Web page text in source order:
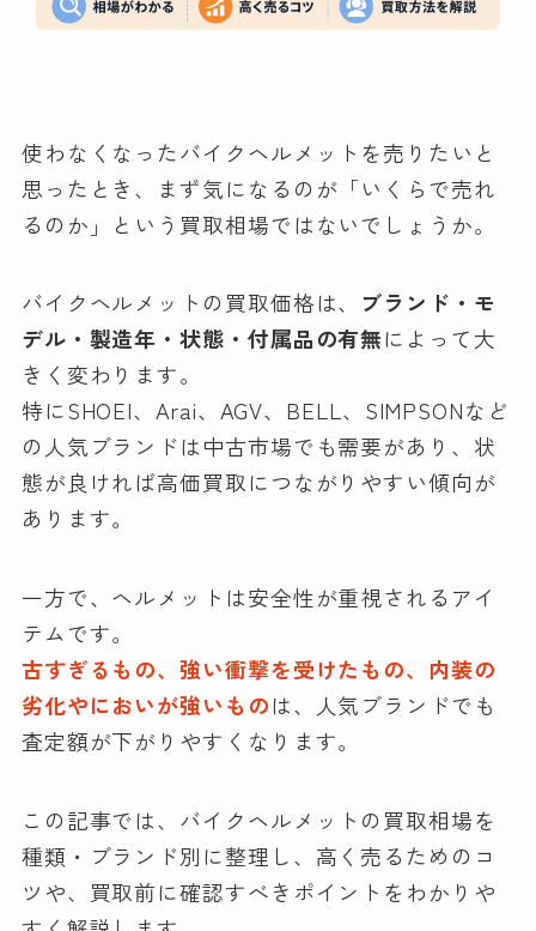
使わなくなったバイクヘルメットを売りたいと
思ったとき、まず気になるのが「いくらで売れ
るのか」という買取相場ではないでしょうか。
バイクヘルメットの買取価格は、 ブランド・モ
デル・製造年・状態・付属品の有無によって大
きく変わります。
特にSHOEI、Arai、AGV、BELL、SIMPSONなど
の人気ブランドは中古市場でも需要があり、状
態が良ければ高価買取につながりやすい傾向が
あります。
一方で、ヘルメットは安全性が重視されるアイ
テムです。
古すぎるもの、強い衝撃を受けたもの、内装の
劣化やにおいが強いものは、人気ブランドでも
査定額が下がりやすくなります。
この記事では、バイクヘルメットの買取相場を
種類・ブランド別に整理し、高く売るためのコ
ツや、買取前に確認すべきポイントをわかりや